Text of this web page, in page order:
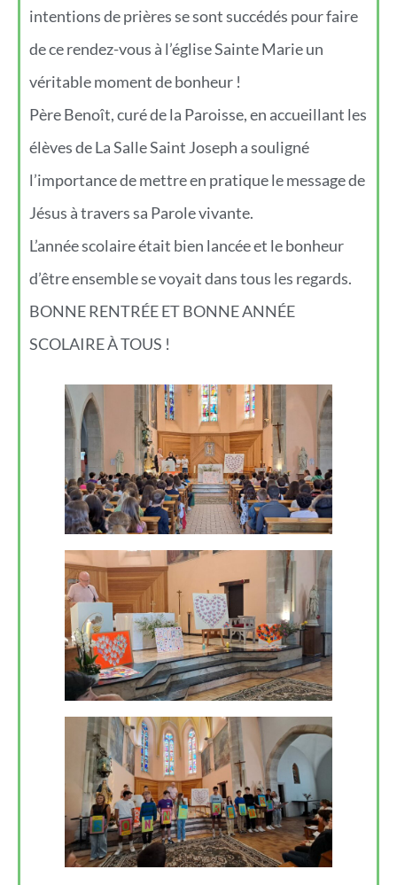
intentions de prières se sont succédés pour faire
de ce rendez-vous à l’église Sainte Marie un
véritable moment de bonheur !
Père Benoît, curé de la Paroisse, en accueillant les
élèves de La Salle Saint Joseph a souligné
l’importance de mettre en pratique le message de
Jésus à travers sa Parole vivante.
L’année scolaire était bien lancée et le bonheur
d’être ensemble se voyait dans tous les regards.
BONNE RENTRÉE ET BONNE ANNÉE
SCOLAIRE À TOUS !